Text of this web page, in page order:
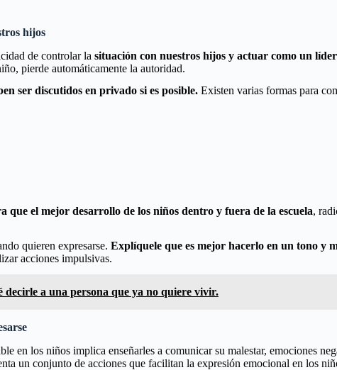
hijos
de controlar la situación con nuestros hijos y actuar como un líder
pierde automáticamente la autoridad.
ser discutidos en privado si es posible. Existen varias formas para
que el mejor desarrollo de los niños dentro y fuera de la escuela,
quieren expresarse. Explíquele que es mejor hacerlo en un tono y
acciones impulsivas.
decirle a una persona que ya no quiere vivir.
en los niños implica enseñarles a comunicar su malestar, emociones
un conjunto de acciones que facilitan la expresión emocional en los